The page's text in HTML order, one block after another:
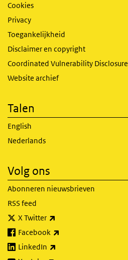
Cookies
Privacy
Toegankelijkheid
Disclaimer en copyright
Coordinated Vulnerability Disclosure
Website archief
Talen
English
Nederlands
Volg ons
Abonneren nieuwsbrieven
RSS feed
X Twitter
Facebook
LinkedIn